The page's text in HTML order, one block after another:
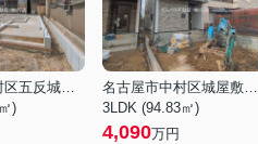
名古屋市中村区五反城町６丁目
)
名古屋市中村区城屋敷町４丁目
3LDK (94.83㎡)
4,090万円